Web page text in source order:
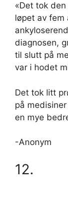
«Det tok
løpet av fem
diagnosen,
til slutt på
var i hodet
Det tok litt
på
en mye
-Anonym
12.